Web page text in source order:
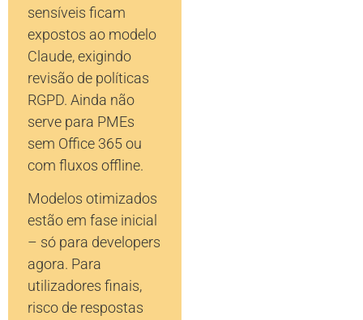
sensíveis ficam
expostos ao modelo
Claude, exigindo
revisão de políticas
RGPD. Ainda não
serve para PMEs
sem Office 365 ou
com fluxos offline.
Modelos otimizados
estão em fase inicial
– só para developers
agora. Para
utilizadores finais,
risco de respostas